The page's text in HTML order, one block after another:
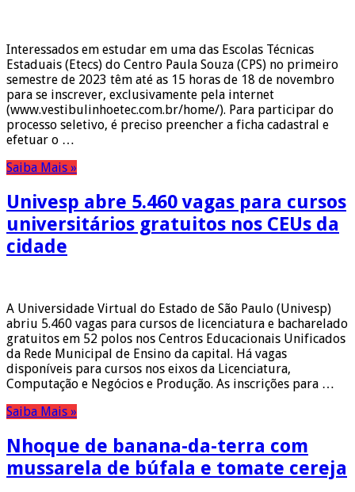
Interessados em estudar em uma das Escolas Técnicas
Estaduais (Etecs) do Centro Paula Souza (CPS) no primeiro
semestre de 2023 têm até as 15 horas de 18 de novembro
para se inscrever, exclusivamente pela internet
(www.vestibulinhoetec.com.br/home/). Para participar do
processo seletivo, é preciso preencher a ficha cadastral e
efetuar o …
Saiba Mais »
Univesp abre 5.460 vagas para cursos
universitários gratuitos nos CEUs da
cidade
A Universidade Virtual do Estado de São Paulo (Univesp)
abriu 5.460 vagas para cursos de licenciatura e bacharelado
gratuitos em 52 polos nos Centros Educacionais Unificados
da Rede Municipal de Ensino da capital. Há vagas
disponíveis para cursos nos eixos da Licenciatura,
Computação e Negócios e Produção. As inscrições para …
Saiba Mais »
Nhoque de banana-da-terra com
mussarela de búfala e tomate cereja